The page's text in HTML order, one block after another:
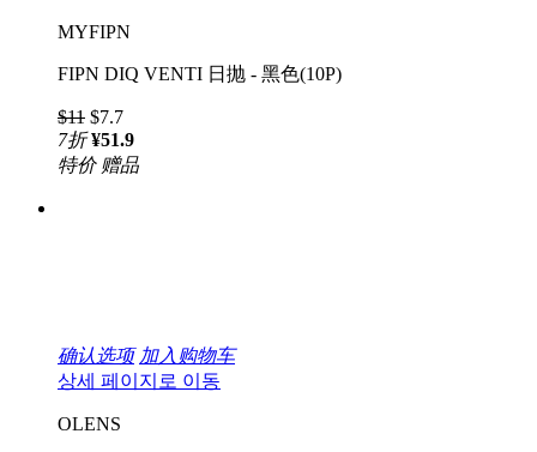
MYFIPN
FIPN DIQ VENTI 日抛 - 黑色(10P)
$11 $7.7
7折 ¥51.9
特价 赠品
确认选项 加入购物车
상세 페이지로 이동
OLENS